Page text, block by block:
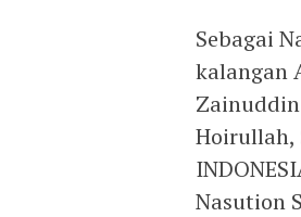
Sebagai
kalangan
Hoirullah,
Nasution